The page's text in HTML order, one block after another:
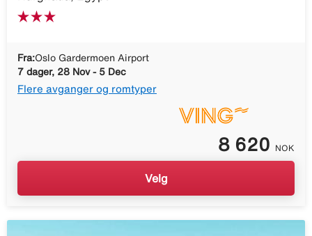
Fra:Oslo Gardermoen Airport
7 dager, 28 Nov - 5 Dec
Flere avganger og romtyper
8 620 NOK
Velg